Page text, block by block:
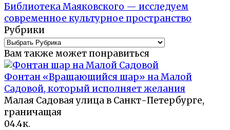
Библиотека Маяковского — исследуем
современное культурное пространство
Рубрики
Вам также может понравиться
Фонтан «Вращающийся шар» на Малой
Садовой, который исполняет желания
Малая Садовая улица в Санкт-Петербурге,
граничащая
04.4к.